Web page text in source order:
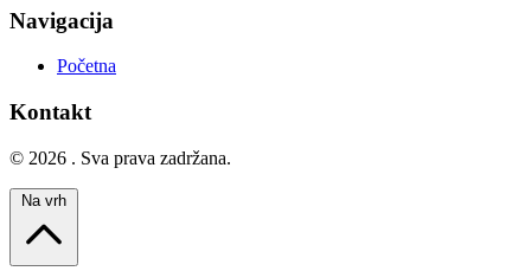
Navigacija
Početna
Kontakt
© 2026 . Sva prava zadržana.